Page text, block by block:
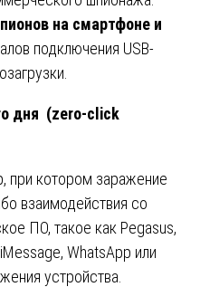
на смартфоне и
подключения USB-
дня (zero-click
при котором заражение
взаимодействия со
ПО, такое как Pegasus,
WhatsApp или
устройства.